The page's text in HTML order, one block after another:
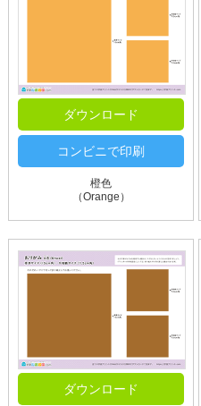
ダウンロード
コンビニで印刷
橙色
（Orange）
ダウンロード